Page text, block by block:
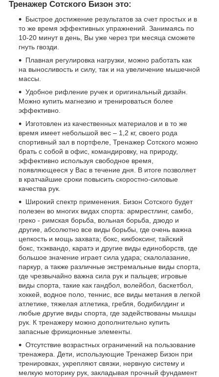
Тренажер Сотского Бизон это:
Быстрое достижение результатов за счет простых и в
то же время эффективных упражнений. Занимаясь по
10-20 минут в день, Вы уже через три месяца сможете
гнуть гвозди.
Плавная регулировка нагрузки, можно работать как
на выносливость и силу, так и на увеличение мышечной
массы.
Удобное рифление ручек и оригинальный дизайн.
Можно купить магнезию и тренироваться более
эффективно.
Изготовлен из качественных материалов и в то же
время имеет небольшой вес – 1,2 кг, своего рода
спортивный зал в портфеле, Тренажер Сотского можно
брать с собой в офис, командировку, на природу,
эффективно используя свободное время,
появляющееся у Вас в течение дня. В итоге позволяет
в кратчайшие сроки повысить скоростно-силовые
качества рук.
Широкий спектр применения. Бизон Сотского будет
полезен во многих видах спорта: армрестлинг, самбо,
греко - римская борьба, вольная борьба, дзюдо и
другие, абсолютно все виды борьбы, где очень важна
цепкость и мощь захвата; бокс, кикбоксинг, тайский
бокс, тхэквандо, каратэ и другие виды единоборств, где
большое значение играет сила удара; скалолазание,
паркур, а также различные экстремальные виды спорта,
где чрезвычайно важна сила рук и пальцев; игровые
виды спорта, такие как гандбол, волейбол, баскетбол,
хоккей, водное поло, теннис, все виды метания в легкой
атлетике, тяжелая атлетика, гребля, бодибилдинг и
любые другие виды спорта, где задействованы мышцы
рук. К тренажеру можно дополнительно купить
запасные фрикционные элементы.
Отсутствие возрастных ограничений на пользование
тренажера. Дети, использующие Тренажер Бизон при
тренировках, укрепляют связки, нервную систему и
мелкую моторику рук, закладывая прочный фундамент